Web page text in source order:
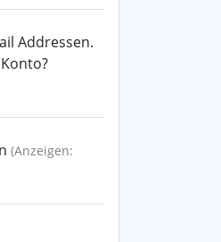
Addressen.
(Anzeigen: